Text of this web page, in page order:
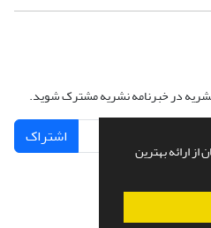
ارائه بهترین
نشریه در خبرنامه نشریه مشترک شوید.
اشتراک
پیاده سازی ازسیناوب